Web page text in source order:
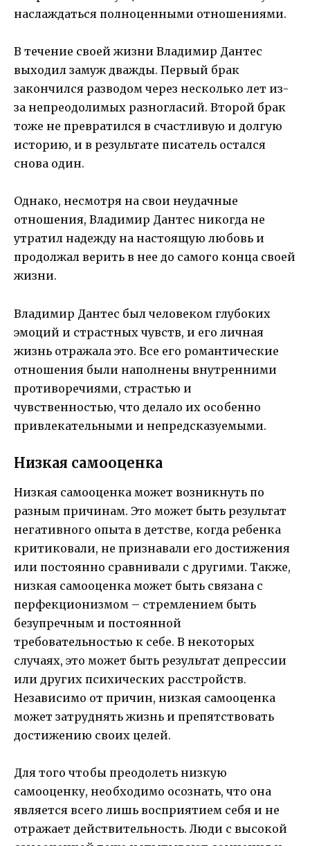
наслаждаться полноценными отношениями.
В течение своей жизни Владимир Дантес
выходил замуж дважды. Первый брак
закончился разводом через несколько лет из-
за непреодолимых разногласий. Второй брак
тоже не превратился в счастливую и долгую
историю, и в результате писатель остался
снова один.
Однако, несмотря на свои неудачные
отношения, Владимир Дантес никогда не
утратил надежду на настоящую любовь и
продолжал верить в нее до самого конца своей
жизни.
Владимир Дантес был человеком глубоких
эмоций и страстных чувств, и его личная
жизнь отражала это. Все его романтические
отношения были наполнены внутренними
противоречиями, страстью и
чувственностью, что делало их особенно
привлекательными и непредсказуемыми.
Низкая самооценка
Низкая самооценка может возникнуть по
разным причинам. Это может быть результат
негативного опыта в детстве, когда ребенка
критиковали, не признавали его достижения
или постоянно сравнивали с другими. Также,
низкая самооценка может быть связана с
перфекционизмом – стремлением быть
безупречным и постоянной
требовательностью к себе. В некоторых
случаях, это может быть результат депрессии
или других психических расстройств.
Независимо от причин, низкая самооценка
может затруднять жизнь и препятствовать
достижению своих целей.
Для того чтобы преодолеть низкую
самооценку, необходимо осознать, что она
является всего лишь восприятием себя и не
отражает действительность. Люди с высокой